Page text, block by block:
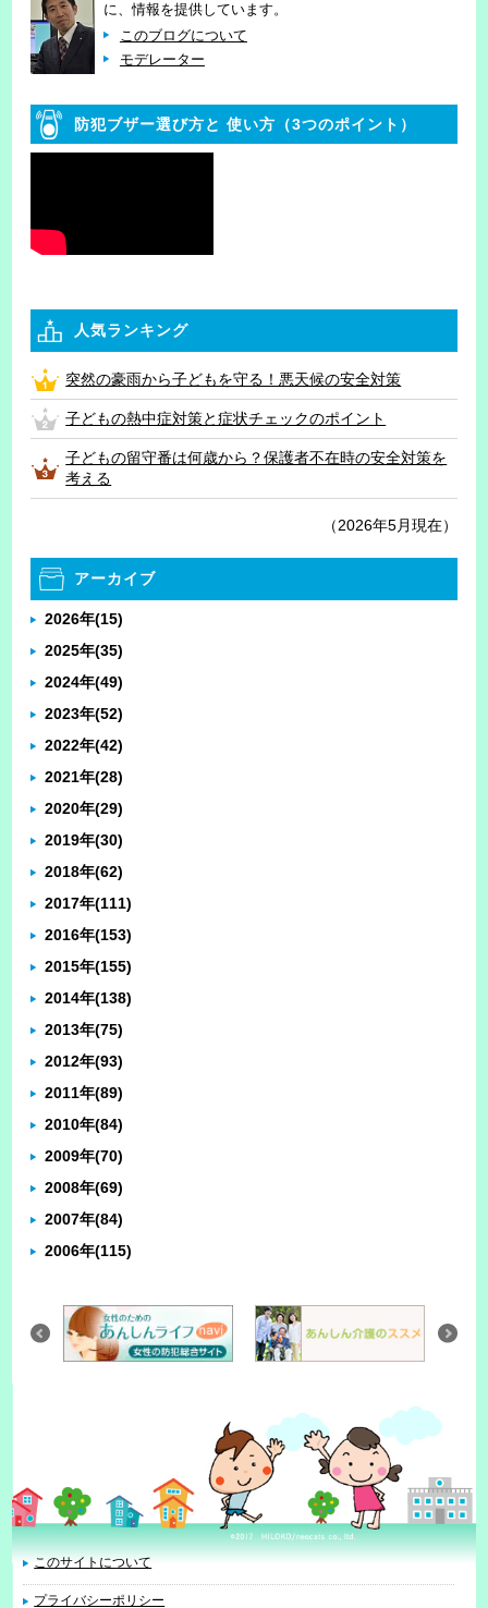
に、情報を提供しています。
このブログについて
モデレーター
防犯ブザー選び方と 使い方（3つのポイント）
人気ランキング
突然の豪雨から子どもを守る！悪天候の安全対策
子どもの熱中症対策と症状チェックのポイント
子どもの留守番は何歳から？保護者不在時の安全対策を
考える
（2026年5月現在）
アーカイブ
2026年(15)
2025年(35)
2024年(49)
2023年(52)
2022年(42)
2021年(28)
2020年(29)
2019年(30)
2018年(62)
2017年(111)
2016年(153)
2015年(155)
2014年(138)
2013年(75)
2012年(93)
2011年(89)
2010年(84)
2009年(70)
2008年(69)
2007年(84)
2006年(115)
このサイトについて
プライバシーポリシー